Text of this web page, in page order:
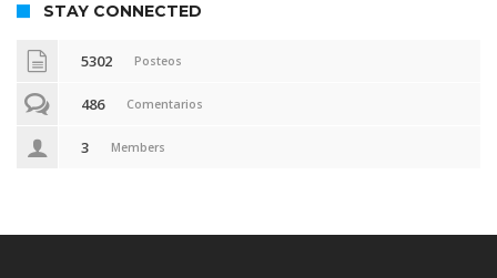
STAY CONNECTED
5302 Posteos
486 Comentarios
3 Members